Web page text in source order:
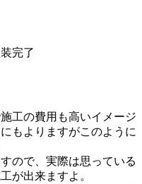
完了
工の費用も高いイメージ
もよりますがこのように
ので、実際は思っている
が出来ますよ。